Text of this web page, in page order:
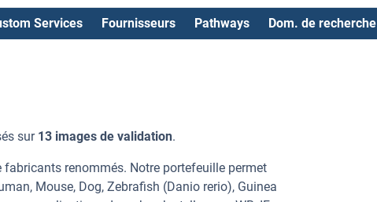
Services Fournisseurs Pathways Dom. de recherche
sur 13 images de validation.
fabricants renommés. Notre portefeuille permet
Mouse, Dog, Zebrafish (Danio rerio), Guinea